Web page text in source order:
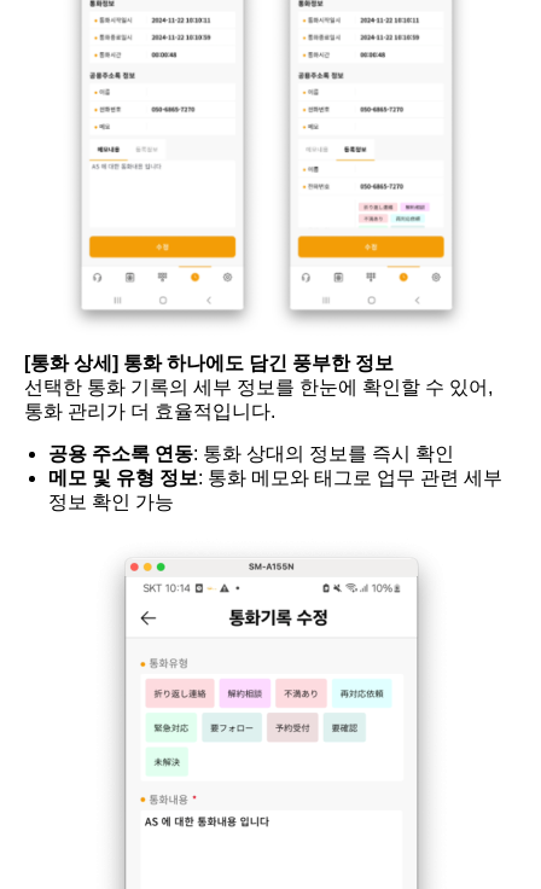
[통화 상세] 통화 하나에도 담긴 풍부한 정보
선택한 통화 기록의 세부 정보를 한눈에 확인할 수 있어,
통화 관리가 더 효율적입니다.
공용 주소록 연동: 통화 상대의 정보를 즉시 확인
메모 및 유형 정보: 통화 메모와 태그로 업무 관련 세부
정보 확인 가능